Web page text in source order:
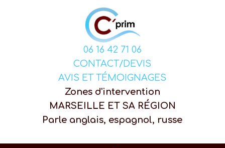
06 16 42 71 06
CONTACT/DEVIS
AVIS ET TÉMOIGNAGES
Zones d'intervention
MARSEILLE ET SA RÉGION
Parle anglais, espagnol, russe